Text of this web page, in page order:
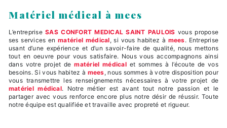
matériel médical à mees
L’entrepriseSAS CONFORT MEDICAL SAINT PAULOIS vous propose
ses services enmatériel médical, si vous habitez à mees. Entreprise
usant d’une expérience et d’un savoir-faire de qualité, nous mettons
tout en oeuvre pour vous satisfaire. Nous vous accompagnons ainsi
dans votre projet dematériel médicalet sommes à l’écoute de vos
besoins. Si vous habitez à mees, nous sommes à votre disposition pour
vous transmettre les renseignements nécessaires à votre projet de
matériel médical. Notre métier est avant tout notre passion et le
partager avec vous renforce encore plus notre désir de réussir. Toute
notre équipe est qualifiée et travaille avec propreté et rigueur.